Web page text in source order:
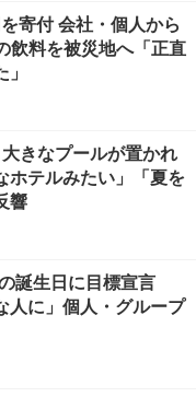
寄付 会社・個人から
飲料を被災地へ「正直
きなプールが置かれ
ホテルみたい」「夏を
響
誕生日に目標宣言
人に」個人・グループ